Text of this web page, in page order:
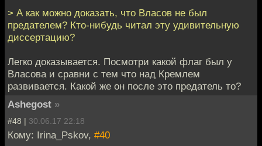
> А как можно доказать, что Власов не был
предателем? Кто-нибудь читал эту удивительную
диссертацию?
Легко доказывается. Посмотри какой флаг был у
Власова и сравни с тем что над Кремлем
развивается. Какой же он после это предатель то?
Ashegost »
#48 | 30.06.17 22:18
Кому: Irina_Pskov, #40